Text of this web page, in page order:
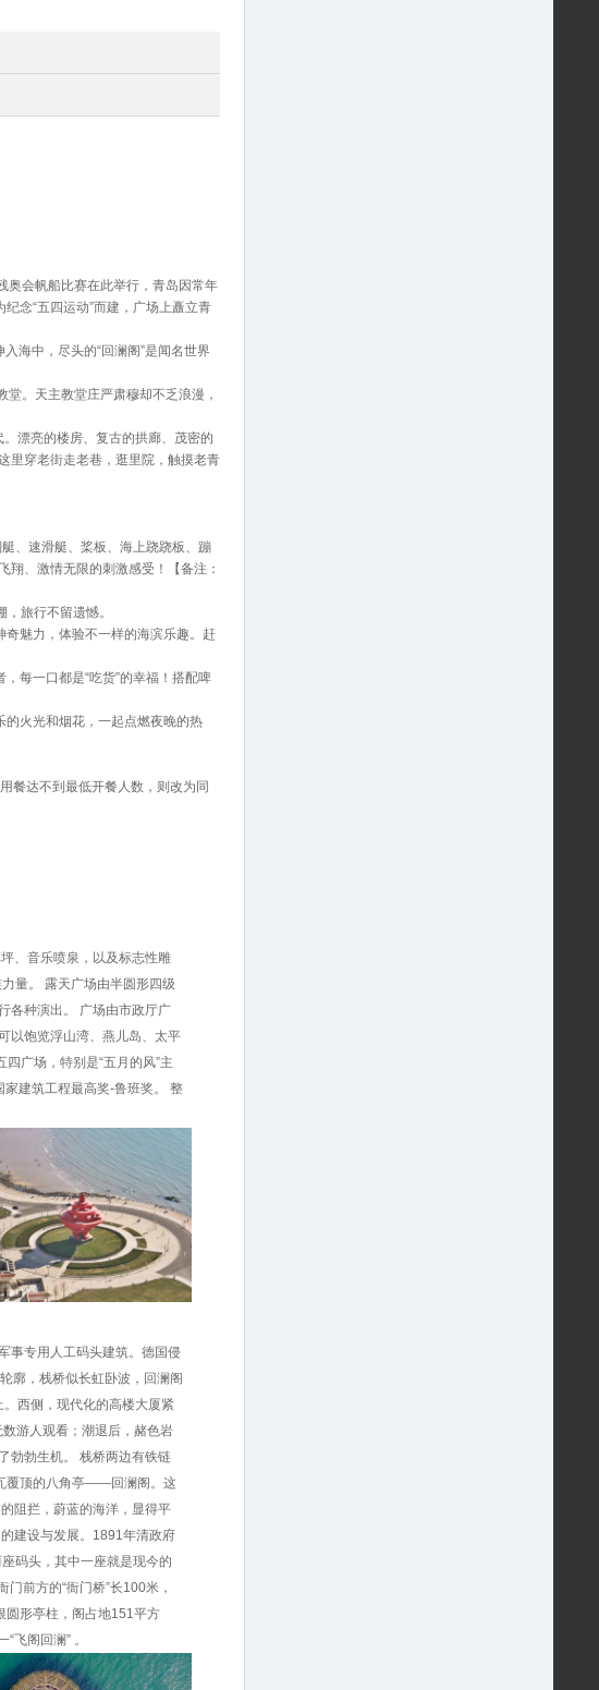
奥会帆船比赛在此举行，青岛因常年
念“五四运动”而建，广场上矗立青
海中，尽头的“回澜阁”是闻名世界
。天主教堂庄严肃穆却不乏浪漫，
漂亮的楼房、复古的拱廊、茂密的
里穿老街走老巷，逛里院，触摸老青
、速滑艇、桨板、海上跷跷板、蹦
、激情无限的刺激感受！【备注：
旅行不留遗憾。
魅力，体验不一样的海滨乐趣。赶
每一口都是“吃货”的幸福！搭配啤
火光和烟花，一起点燃夜晚的热
餐达不到最低开餐人数，则改为同
、音乐喷泉，以及标志性雕
量。 露天广场由半圆形四级
各种演出。 广场由市政厅广
以饱览浮山湾、燕儿岛、太平
广场，特别是“五月的风”主
建筑工程最高奖-鲁班奖。 整
事专用人工码头建筑。德国侵
廓，栈桥似长虹卧波，回澜阁
西侧，现代化的高楼大厦紧
游人观看；潮退后，赭色岩
勃勃生机。 栈桥两边有铁链
覆顶的八角亭——回澜阁。这
阻拦，蔚蓝的海洋，显得平
建设与发展。1891年清政府
码头，其中一座就是现今的
前方的“衙门桥”长100米，
圆形亭柱，阁占地151平方
飞阁回澜” 。